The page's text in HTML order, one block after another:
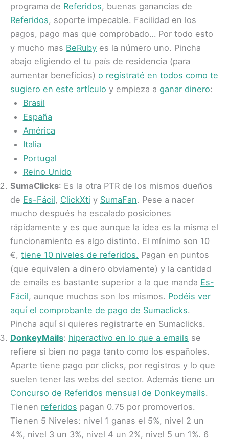
programa de Referidos, buenas ganancias de
Referidos, soporte impecable. Facilidad en los
pagos, pago mas que comprobado… Por todo esto
y mucho mas BeRuby es la número uno. Pincha
abajo eligiendo el tu país de residencia (para
aumentar beneficios) o registraté en todos como te
sugiero en este artículo y empieza a ganar dinero:
Brasil
España
América
Italia
Portugal
Reino Unido
SumaClicks: Es la otra PTR de los mismos dueños
de Es-Fácil, ClickXti y SumaFan. Pese a nacer
mucho después ha escalado posiciones
rápidamente y es que aunque la idea es la misma el
funcionamiento es algo distinto. El mínimo son 10
€, tiene 10 niveles de referidos. Pagan en puntos
(que equivalen a dinero obviamente) y la cantidad
de emails es bastante superior a la que manda Es-
Fácil, aunque muchos son los mismos. Podéis ver
aquí el comprobante de pago de Sumaclicks.
Pincha aquí si quieres registrarte en Sumaclicks.
DonkeyMails: hiperactivo en lo que a emails se
refiere si bien no paga tanto como los españoles.
Aparte tiene pago por clicks, por registros y lo que
suelen tener las webs del sector. Además tiene un
Concurso de Referidos mensual de Donkeymails.
Tienen referidos pagan 0.75 por promoverlos.
Tienen 5 Niveles: nivel 1 ganas el 5%, nivel 2 un
4%, nivel 3 un 3%, nivel 4 un 2%, nivel 5 un 1%. 6